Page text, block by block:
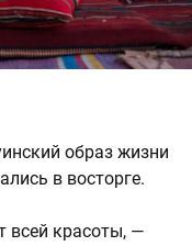
образ жизни
в восторге.
всей красоты, —